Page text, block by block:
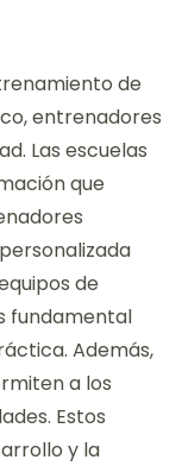
de
entrenadores
Las escuelas
que
de
fundamental
Además,
a los
Estos
y la